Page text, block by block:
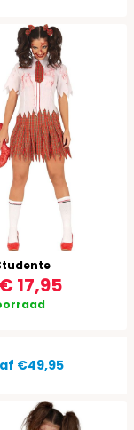
€ 17,95
€49,95